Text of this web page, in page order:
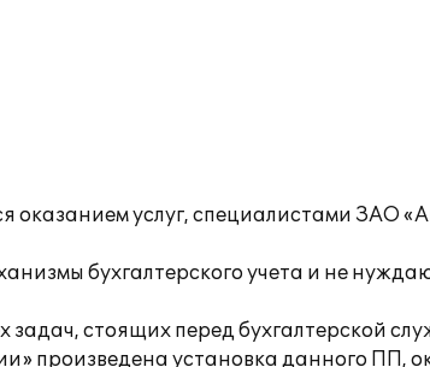
услуг, специалистами ЗАО
бухгалтерского учета и не
стоящих перед бухгалтерской
произведена установка данного ПП,